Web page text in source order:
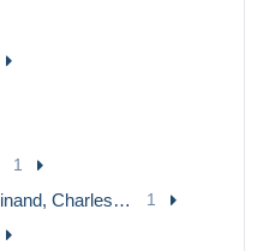
1
1918-1948 Ferdinand, Charles II & Michael 1